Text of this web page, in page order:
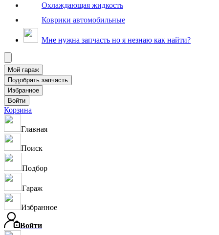
Охлаждающая жидкость
Коврики автомобильные
Мне нужна запчасть но я незнаю как найти?
Корзина
Главная
Поиск
Подбор
Гараж
Избранное
Войти